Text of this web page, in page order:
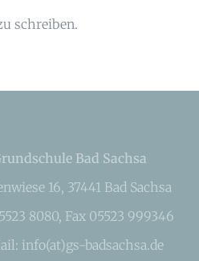
schreiben.
Bad Sachsa
16, 37441 Bad Sachsa
8080, Fax 05523 999346
info(at)gs-badsachsa.de